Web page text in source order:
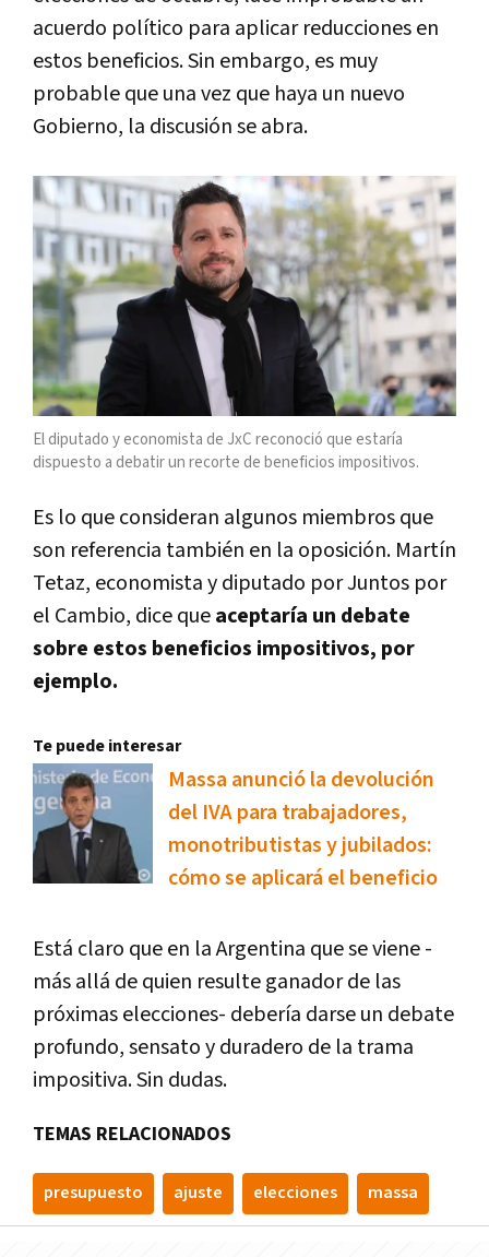
acuerdo político para aplicar reducciones en
estos beneficios. Sin embargo, es muy
probable que una vez que haya un nuevo
Gobierno, la discusión se abra.
El diputado y economista de JxC reconoció que estaría
dispuesto a debatir un recorte de beneficios impositivos.
Es lo que consideran algunos miembros que
son referencia también en la oposición. Martín
Tetaz, economista y diputado por Juntos por
el Cambio, dice queaceptaría un debate
sobre estos beneficios impositivos, por
ejemplo.
Te puede interesar
Massa anunció la devolución
del IVA para trabajadores,
monotributistas y jubilados:
cómo se aplicará el beneficio
Está claro que en la Argentina que se viene -
más allá de quien resulte ganador de las
próximas elecciones- debería darse un debate
profundo, sensato y duradero de la trama
impositiva. Sin dudas.
TEMAS RELACIONADOS
presupuesto ajuste elecciones massa